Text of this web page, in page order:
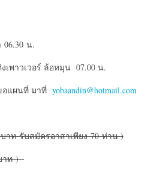
06.30 น.
พาวเวอร์ ล้อหมุน 07.00 น.
อแผนที่ มาที่ yobaandin@hotmail.com
ท รับสมัครอาสาเพียง 70 ท่าน )
บาท )